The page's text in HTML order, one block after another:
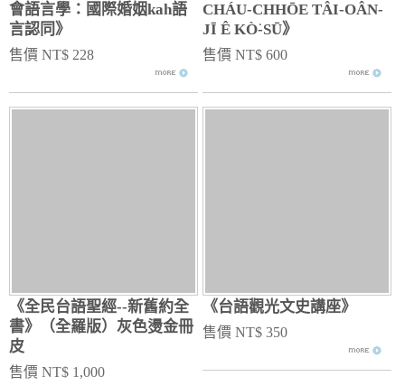
會語言學：國際婚姻kah語
言認同》
售價 NT$ 228
CHÁU-CHHŌE TÂI-OÂN-
JĪ Ê KÒ͘-SŪ》
售價 NT$ 600
《全民台語聖經--新舊約全
書》（全羅版）灰色燙金冊
皮
售價 NT$ 1,000
《台語觀光文史講座》
售價 NT$ 350